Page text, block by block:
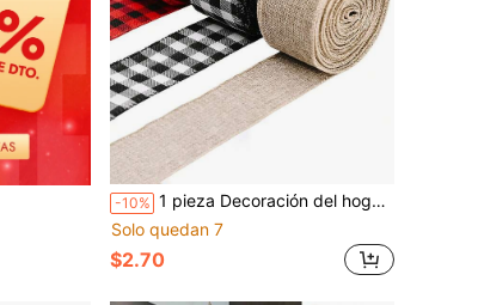
-10% 1 pieza Decoración del hogar Cinta a cuadros rojos y negros Decoración del ambiente Cinta a cuadros blanca y negra Cinta de tela a cuadros, Decoración del Día de San Valentín, Decoración de boda Cumpleaños
Solo quedan 7
$2.70